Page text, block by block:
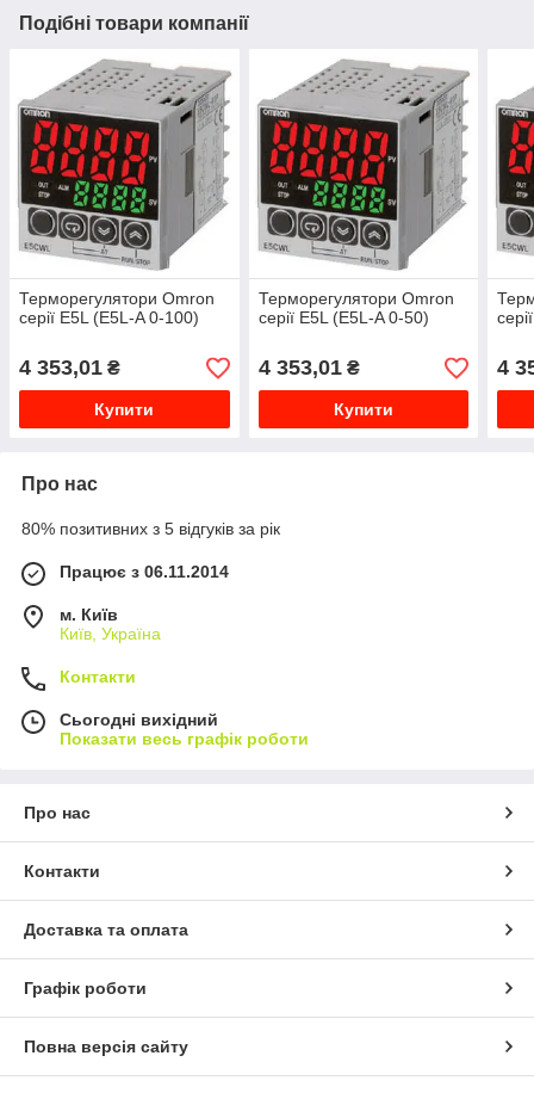
Подібні товари компанії
Терморегулятори Omron
серії E5L (E5L-A 0-100)
4 353,01 ₴
Купити
Терморегулятори Omron
серії E5L (E5L-A 0-50)
4 353,01₴
Купити
4
Про нас
80% позитивних з 5 відгуків за рік
Працює з 06.11.2014
м. Київ
Київ, Україна
Контакти
Сьогодні вихідний
Показати весь графік роботи
Про нас
Контакти
Доставка та оплата
Графік роботи
Повна версія сайту